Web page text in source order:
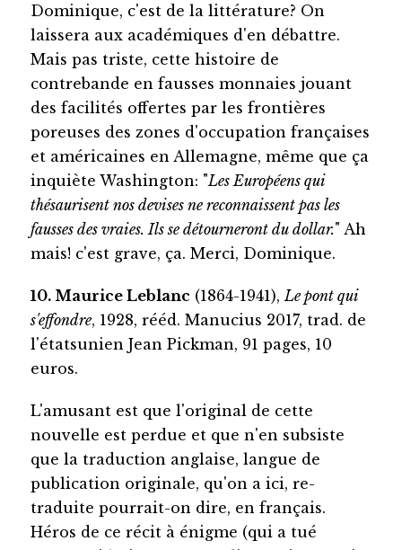
Dominique, c'est de la littérature? On
laissera aux académiques d'en débattre.
Mais pas triste, cette histoire de
contrebande en fausses monnaies jouant
des facilités offertes par les frontières
poreuses des zones d'occupation françaises
et américaines en Allemagne, même que ça
inquiète Washington: "Les Européens qui
thésaurisent nos devises ne reconnaissent pas les
fausses des vraies. Ils se détourneront du dollar." Ah
mais! c'est grave, ça. Merci, Dominique.
10. Maurice Leblanc (1864-1941), Le pont qui
s'effondre, 1928, rééd. Manucius 2017, trad. de
l'étatsunien Jean Pickman, 91 pages, 10
euros.
L'amusant est que l'original de cette
nouvelle est perdue et que n'en subsiste
que la traduction anglaise, langue de
publication originale, qu'on a ici, re-
traduite pourrait-on dire, en français.
Héros de ce récit à énigme (qui a tué